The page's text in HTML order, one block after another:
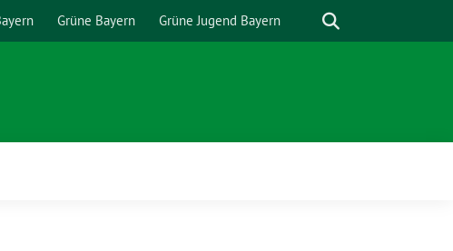
Grüne Bayern Grüne Jugend Bayern Suche